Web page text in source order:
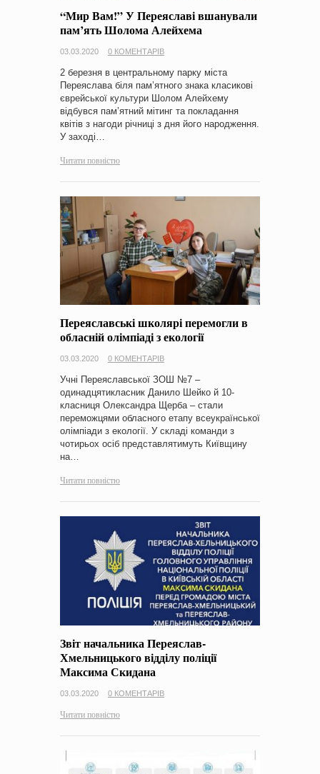
“Мир Вам!” У Переяславі вшанували
пам’ять Шолома Алейхема
03.03.2020 0 КОМЕНТАРІВ
2 березня в центральному парку міста
Переяслава біля пам’ятного знака класикові
єврейської культури Шолом Алейхему
відбувся пам’ятний мітинг та покладання
квітів з нагоди річниці з дня його народження.
У заході…
Читати повністю
Переяславські школярі перемогли в
обласній олімпіаді з екології
03.03.2020 0 КОМЕНТАРІВ
Учні Переяславської ЗОШ №7 –
одинадцятикласник Данило Шейко й 10-
класниця Олександра Щерба – стали
переможцями обласного етапу всеукраїнської
олімпіади з екології. У складі команди з
чотирьох осіб представлятимуть Київщину
на…
Читати повністю
Звіт начальника Переяслав-
Хмельницького відділу поліції
Максима Скидана
03.03.2020 0 КОМЕНТАРІВ
Читати повністю